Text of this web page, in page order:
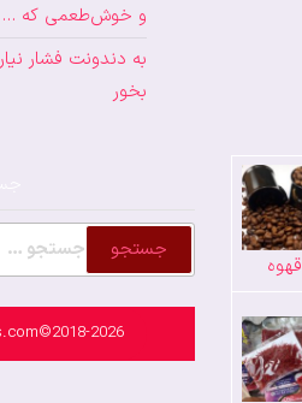
و خوش‌طعمی که …
به دندونت فشار
بخور
قهوه
جستجو
برای:
2026